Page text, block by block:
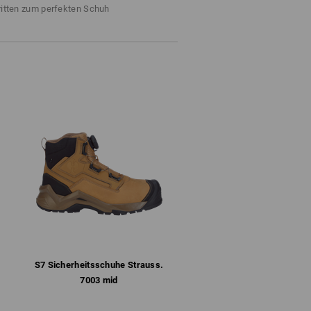
geschlossener Laschenkonstruktion
mit Funktionssocken. Baumwollsocken
hingegen transportieren die
Dort greift im nächsten Schritt die
Feuchtigkeit aus dem Schuh raus
Schuhe wirkt also nur mit
zum perfekten Schuh
S7 Sicherheits­schuhe Strauss.​
7003 mid